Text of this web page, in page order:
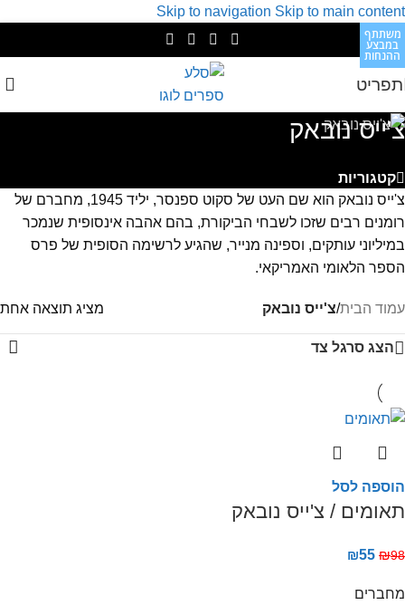
Skip to navigation Skip to main content
תפריט
צ'ייס נובאק
קטגוריות
מחברים
צ'ייס נובאק הוא שם העט של סקוט ספנסר, יליד 1945, מחברם של
רומנים רבים שזכו לשבחי הביקורת, בהם אהבה אינסופית שנמכר
במיליוני עותקים, וספינה מנייר, שהגיע לרשימה הסופית של פרס
הספר הלאומי האמריקאי.
עמוד הבית/צ'ייס נובאק מציג תוצאה אחת
הצג סרגל צד
משתתף
במבצע
ההנחות
הוספה לסל
תאומים / צ'ייס נובאק
₪98
₪55